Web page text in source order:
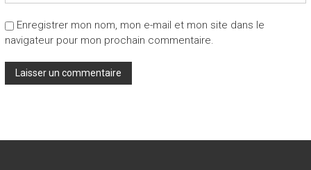
Enregistrer mon nom, mon e-mail et mon site dans le
navigateur pour mon prochain commentaire.